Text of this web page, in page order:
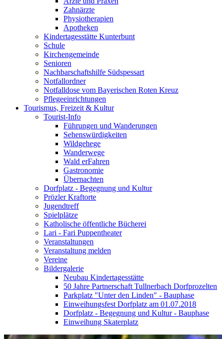
Zahnärzte
Physiotherapien
Apotheken
Kindertagesstätte Kunterbunt
Schule
Kirchengemeinde
Senioren
Nachbarschaftshilfe Südspessart
Notfallordner
Notfalldose vom Bayerischen Roten Kreuz
Pflegeeinrichtungen
Tourismus, Freizeit & Kultur
Tourist-Info
Führungen und Wanderungen
Sehenswürdigkeiten
Wildgehege
Wanderwege
Wald erFahren
Gastronomie
Übernachten
Dorfplatz - Begegnung und Kultur
Prözler Kraftorte
Jugendtreff
Spielplätze
Katholische öffentliche Bücherei
Lari - Fari Puppentheater
Veranstaltungen
Veranstaltung melden
Vereine
Bildergalerie
Neubau Kindertagesstätte
50 Jahre Partnerschaft Tullnerbach Dorfprozelten
Parkplatz "Unter den Linden" - Bauphase
Einweihungsfest Dorfplatz am 01.07.2018
Dorfplatz - Begegnung und Kultur - Bauphase
Einweihung Skaterplatz